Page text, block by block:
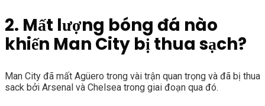
2. Mất lượng bóng đá nào
khiến Man City bị thua sạch?
Man City đã mất Agüero trong vài trận quan trọng và đã bị thua
sack bởi Arsenal và Chelsea trong giai đoạn qua đó.